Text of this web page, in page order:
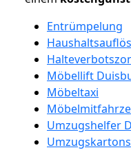
Entrümpelung
Möbellift
Möbeltaxi
Umzugshelfer
Umzugskartons